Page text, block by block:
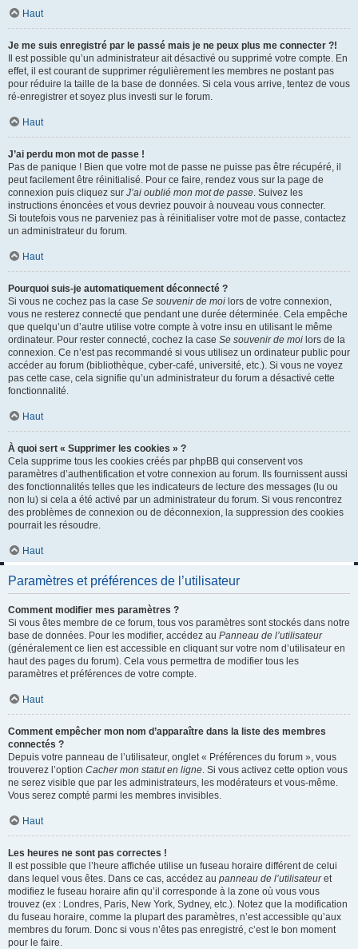
Haut
Je me suis enregistré par le passé mais je ne peux plus me connecter ?!
Il est possible qu’un administrateur ait désactivé ou supprimé votre compte. En
effet, il est courant de supprimer régulièrement les membres ne postant pas
pour réduire la taille de la base de données. Si cela vous arrive, tentez de vous
ré-enregistrer et soyez plus investi sur le forum.
Haut
J’ai perdu mon mot de passe !
Pas de panique ! Bien que votre mot de passe ne puisse pas être récupéré, il
peut facilement être réinitialisé. Pour ce faire, rendez vous sur la page de
connexion puis cliquez sur J’ai oublié mon mot de passe . Suivez les
instructions énoncées et vous devriez pouvoir à nouveau vous connecter.
Si toutefois vous ne parveniez pas à réinitialiser votre mot de passe, contactez
un administrateur du forum.
Haut
Pourquoi suis-je automatiquement déconnecté ?
Si vous ne cochez pas la case Se souvenir de moi lors de votre connexion,
vous ne resterez connecté que pendant une durée déterminée. Cela empêche
que quelqu’un d’autre utilise votre compte à votre insu en utilisant le même
ordinateur. Pour rester connecté, cochez la case Se souvenir de moi lors de la
connexion. Ce n’est pas recommandé si vous utilisez un ordinateur public pour
accéder au forum (bibliothèque, cyber-café, université, etc.). Si vous ne voyez
pas cette case, cela signifie qu’un administrateur du forum a désactivé cette
fonctionnalité.
Haut
À quoi sert « Supprimer les cookies » ?
Cela supprime tous les cookies créés par phpBB qui conservent vos
paramètres d’authentification et votre connexion au forum. Ils fournissent aussi
des fonctionnalités telles que les indicateurs de lecture des messages (lu ou
non lu) si cela a été activé par un administrateur du forum. Si vous rencontrez
des problèmes de connexion ou de déconnexion, la suppression des cookies
pourrait les résoudre.
Haut
Paramètres et préférences de l’utilisateur
Comment modifier mes paramètres ?
Si vous êtes membre de ce forum, tous vos paramètres sont stockés dans notre
base de données. Pour les modifier, accédez au Panneau de l’utilisateur
(généralement ce lien est accessible en cliquant sur votre nom d’utilisateur en
haut des pages du forum). Cela vous permettra de modifier tous les
paramètres et préférences de votre compte.
Haut
Comment empêcher mon nom d’apparaître dans la liste des membres
connectés ?
Depuis votre panneau de l’utilisateur, onglet « Préférences du forum », vous
trouverez l’option Cacher mon statut en ligne . Si vous activez cette option vous
ne serez visible que par les administrateurs, les modérateurs et vous-même.
Vous serez compté parmi les membres invisibles.
Haut
Les heures ne sont pas correctes !
Il est possible que l’heure affichée utilise un fuseau horaire différent de celui
dans lequel vous êtes. Dans ce cas, accédez au panneau de l’utilisateuret
modifiez le fuseau horaire afin qu’il corresponde à la zone où vous vous
trouvez (ex : Londres, Paris, New York, Sydney, etc.). Notez que la modification
du fuseau horaire, comme la plupart des paramètres, n’est accessible qu’aux
membres du forum. Donc si vous n’êtes pas enregistré, c’est le bon moment
pour le faire.